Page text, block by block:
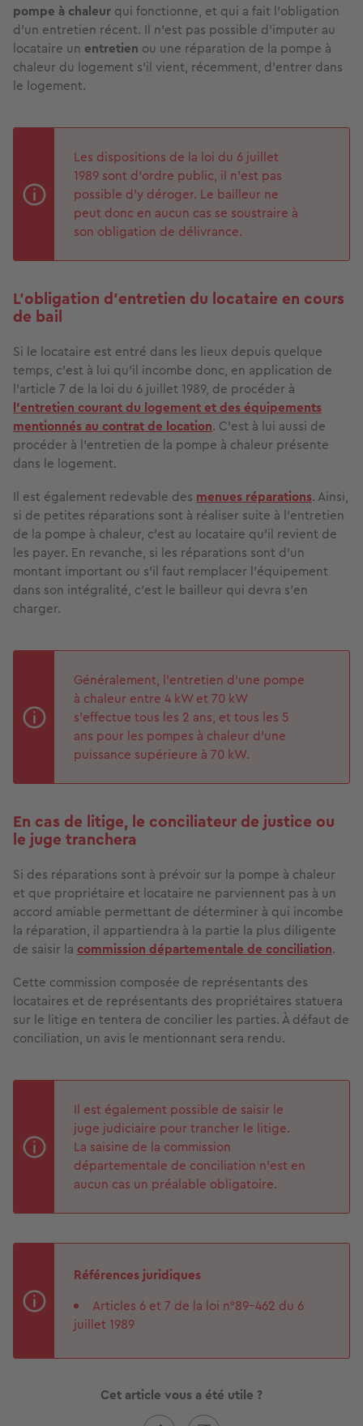
pompe à chaleur qui fonctionne, et qui a fait l’obligation
d’un entretien récent. Il n’est pas possible d’imputer au
locataire un entretien ou une réparation de la pompe à
chaleur du logement s’il vient, récemment, d’entrer dans
le logement.
Les dispositions de la loi du 6 juillet
1989 sont d’ordre public, il n'est pas
possible d’y déroger. Le bailleur ne
peut donc en aucun cas se soustraire à
son obligation de délivrance.
L’obligation d’entretien du locataire en cours
de bail
Si le locataire est entré dans les lieux depuis quelque
temps, c'est à lui qu'il incombe donc, en application de
l’article 7 de la loi du 6 juillet 1989, de procéder à
l’entretien courant du logement et des équipements
mentionnés au contrat de location. C’est à lui aussi de
procéder à l’entretien de la pompe à chaleur présente
dans le logement.
Il est également redevable des menues réparations. Ainsi,
si de petites réparations sont à réaliser suite à l’entretien
de la pompe à chaleur, c’est au locataire qu’il revient de
les payer. En revanche, si les réparations sont d’un
montant important ou s’il faut remplacer l’équipement
dans son intégralité, c’est le bailleur qui devra s’en
charger.
Généralement, l’entretien d’une pompe
à chaleur entre 4 kW et 70 kW
s’effectue tous les 2 ans, et tous les 5
ans pour les pompes à chaleur d’une
puissance supérieure à 70 kW.
En cas de litige, le conciliateur de justice ou
le juge tranchera
Si des réparations sont à prévoir sur la pompe à chaleur
et que propriétaire et locataire ne parviennent pas à un
accord amiable permettant de déterminer à qui incombe
la réparation, il appartiendra à la partie la plus diligente
de saisir la commission départementale de conciliation.
Cette commission composée de représentants des
locataires et de représentants des propriétaires statuera
sur le litige en tentera de concilier les parties. À défaut de
conciliation, un avis le mentionnant sera rendu.
Il est également possible de saisir le
juge judiciaire pour trancher le litige.
La saisine de la commission
départementale de conciliation n’est en
aucun cas un préalable obligatoire.
Références juridiques
Articles 6 et 7 de la loi n°89-462 du 6
juillet 1989
Cet article vous a été utile ?